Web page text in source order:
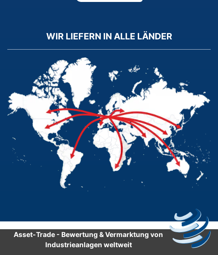
WIR LIEFERN IN ALLE LÄNDER
Asset-Trade - Bewertung & Vermarktung von
Industrieanlagen weltweit